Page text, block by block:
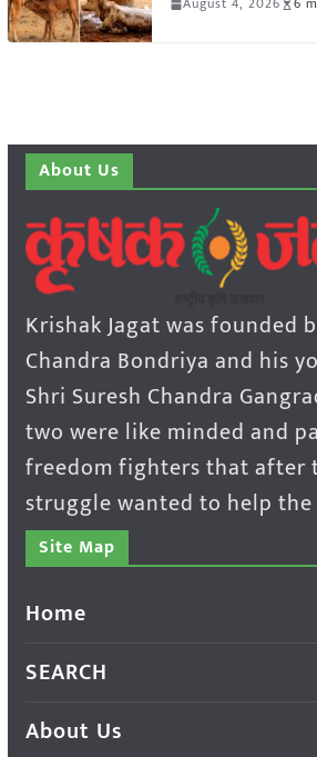
About Us
Krishak Jagat was founded
Chandra Bondriya and his
Shri Suresh Chandra
two were like minded and
freedom fighters that after
struggle wanted to help
Site Map
Home
SEARCH
About Us